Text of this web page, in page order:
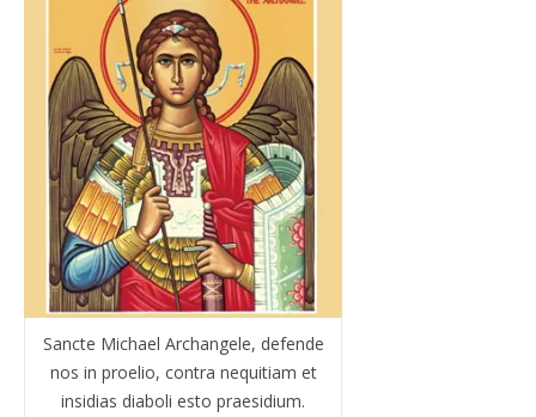
Sancte Michael Archangele, defende
nos in proelio, contra nequitiam et
insidias diaboli esto praesidium.